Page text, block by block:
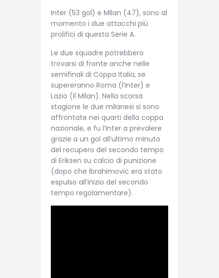
Inter (53 gol) e Milan (47), sono al
momento i due attacchi più
prolifici di questa Serie A.
Le due squadre potrebbero
trovarsi di fronte anche nelle
semifinali di Coppa Italia, se
supereranno Roma (l’Inter) e
Lazio (il Milan). Nella scorsa
stagione le due milanesi si sono
affrontate nei quarti della coppa
nazionale, e fu l’Inter a prevalere
grazie a un gol all’ultimo minuto
del recupero del secondo tempo
di Eriksen su calcio di punizione
(dopo che Ibrahimovic era stato
espulso all’inizio del secondo
tempo regolamentare).